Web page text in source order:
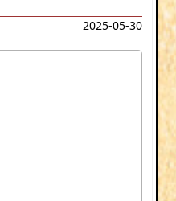
2025-05-30